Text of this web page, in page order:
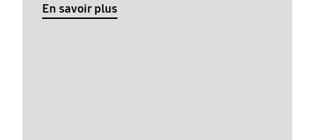
En savoir plus